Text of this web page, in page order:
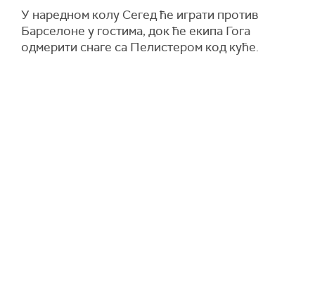
У наредном колу Сегед ће играти против
Барселоне у гостима, док ће екипа Гога
одмерити снаге са Пелистером код куће.